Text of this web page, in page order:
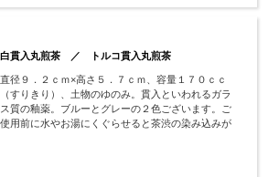
白貫入丸煎茶 ／ トルコ貫入丸煎茶
直径９．２ｃｍ×高さ５．７ｃｍ、容量１７０ｃｃ
（すりきり）、土物のゆのみ。貫入といわれるガラ
ス質の釉薬。ブルーとグレーの２色ございます。ご
使用前に水やお湯にくぐらせると茶渋の染み込みが